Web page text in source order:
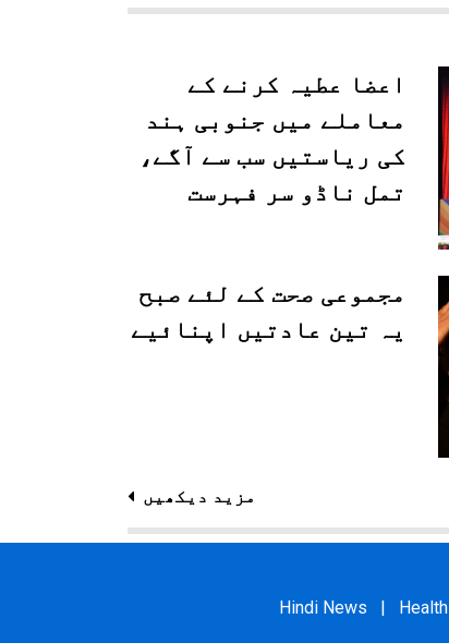
اعضا عطیہ کرنے کے
معاملے میں جنوبی ہند
کی ریاستیں سب سے آگے،
تمل ناڈو سر فہرست
مجموعی صحت کے لئے صبح
یہ تین عادتیں اپنائیے
مزید دیکھیں
Hindi News Health